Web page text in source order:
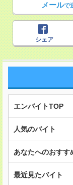
メールで
シェア
エンバイトTOP
人気のバイト
あなたへのおすす
最近見たバイト